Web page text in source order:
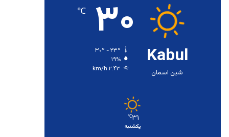
Kabul
شین اسمان
۳۰ ℃
۱۹%
۲.۴۳ km/h
۳۱℃
یکشنبه